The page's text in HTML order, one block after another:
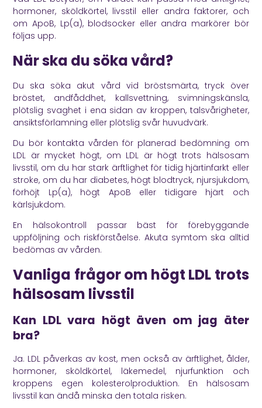
hormoner, sköldkörtel, livsstil eller andra faktorer, och
om ApoB, Lp(a), blodsocker eller andra markörer bör
följas upp.
När ska du söka vård?
Du ska söka akut vård vid bröstsmärta, tryck över
bröstet, andfåddhet, kallsvettning, svimningskänsla,
plötslig svaghet i ena sidan av kroppen, talsvårigheter,
ansiktsförlamning eller plötslig svår huvudvärk.
Du bör kontakta vården för planerad bedömning om
LDL är mycket högt, om LDL är högt trots hälsosam
livsstil, om du har stark ärftlighet för tidig hjärtinfarkt eller
stroke, om du har diabetes, högt blodtryck, njursjukdom,
förhöjt Lp(a), högt ApoB eller tidigare hjärt och
kärlsjukdom.
En hälsokontroll passar bäst för förebyggande
uppföljning och riskförståelse. Akuta symtom ska alltid
bedömas av vården.
Vanliga frågor om högt LDL trots
hälsosam livsstil
Kan LDL vara högt även om jag äter
bra?
Ja. LDL påverkas av kost, men också av ärftlighet, ålder,
hormoner, sköldkörtel, läkemedel, njurfunktion och
kroppens egen kolesterolproduktion. En hälsosam
livsstil kan ändå minska den totala risken.